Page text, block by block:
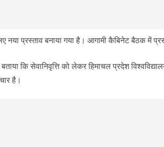
प्रस्ताव बनाया गया है। आगामी कैबिनेट बैठक में
बताया कि सेवानिवृत्ति को लेकर हिमाचल प्रदेश
है।